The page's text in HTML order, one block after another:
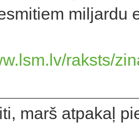
miljardu
raksts/
marš atpakaļ